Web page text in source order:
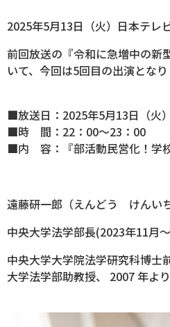
2025年5月13日（火）日本テレ
前回放送の『令和に急増中の新
いて、今回は5回目の出演となり
■放送日：2025年5月13日（火）
■時 間：22：00～23：00
■内 容：『部活動民営化！学校
遠藤研一郎（えんどう けんいち
中央大学法学部長(2023年11月
中央大学大学院法学研究科博士
大学法学部助教授、 2007 年よ